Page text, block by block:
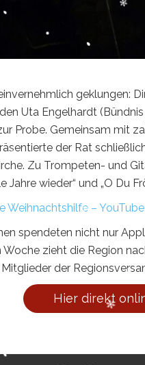
geklungen:
Uta Engelhardt
Probe. Gemeinsam mit
der Rat
Zu Trompeten- und
Jahre wieder“ und „O Du
Weihnachtshilfe – YouTube
spendeten nicht nur
zieht die Region
der
Hier direkt